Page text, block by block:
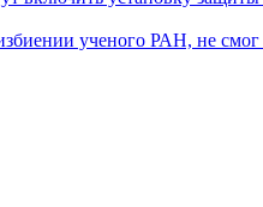
ученого РАН, не смог